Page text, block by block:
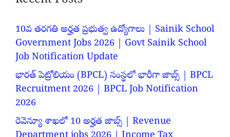
10వ తరగతి అర్హత ప్రభుత్వ ఉద్యోగాలు | Sainik School
Government Jobs 2026 | Govt Sainik School
Job Notification Update
భారత్ పెట్రోలియం (BPCL) సంస్థలో భారీగా జాబ్స్ | BPCL
Recruitment 2026 | BPCL Job Notification
2026
రెవెన్యూ శాఖలో 10 అర్హత జాబ్స్ | Revenue